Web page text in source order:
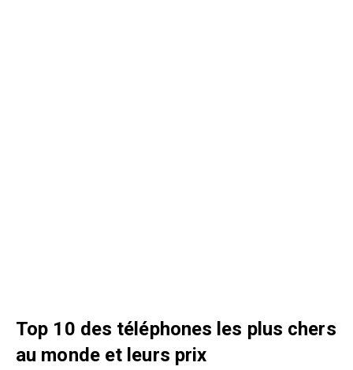
Top 10 des téléphones les plus chers
au monde et leurs prix